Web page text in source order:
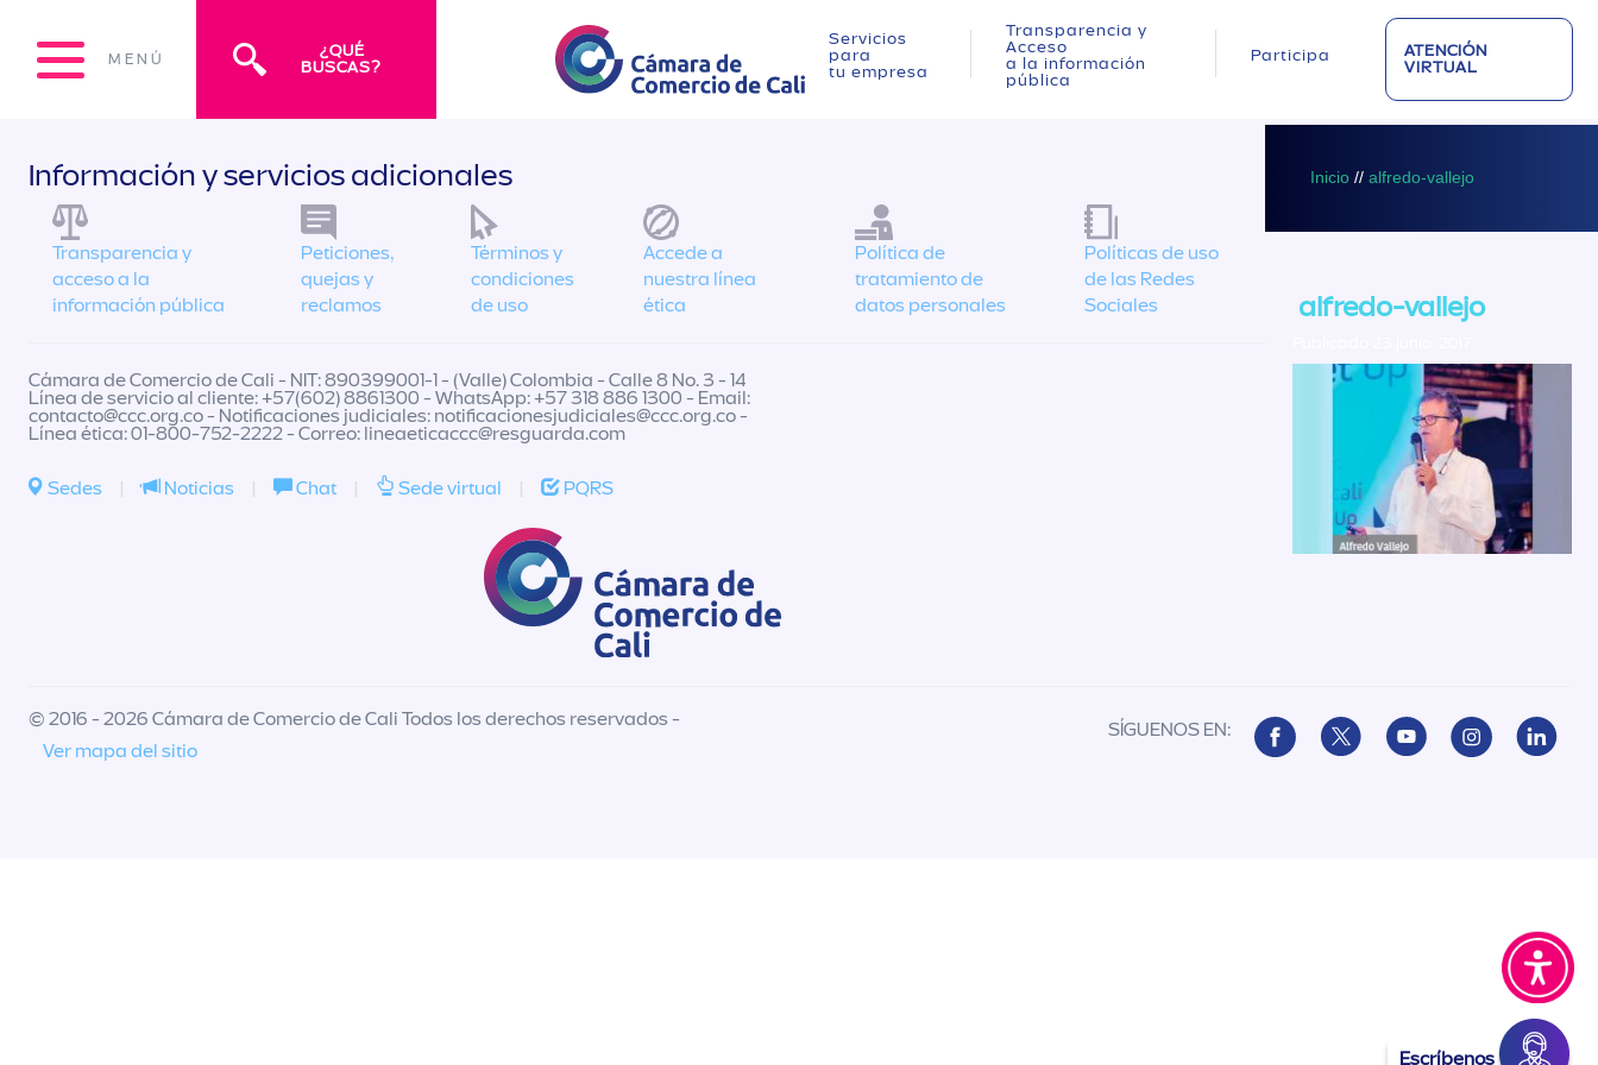
MENÚ
¿QUÉ
BUSCAS?
Servicios
para
tu empresa
Transparencia y
Acceso
a la información
pública
Participa
ATENCIÓN
VIRTUAL
Inicio // alfredo-vallejo
alfredo-vallejo
Escríbenos
Información y servicios adicionales
Transparencia y
acceso a la
información pública
Peticiones,
quejas y
reclamos
Términos y
condiciones
de uso
Accede a
nuestra línea
ética
Política de
tratamiento de
datos personales
Políticas de uso
de las Redes
Sociales
Cámara de Comercio de Cali - NIT: 890399001-1 - (Valle) Colombia - Calle 8 No. 3 - 14
Línea de servicio al cliente: +57(602) 8861300 - WhatsApp: +57 318 886 1300 - Email:
contacto@ccc.org.co- Notificaciones judiciales: notificacionesjudiciales@ccc.org.co-
Línea ética: 01-800-752-2222 - Correo: lineaeticaccc@resguarda.com
Sedes | Noticias | Chat | Sede virtual | PQRS
© 2016 - 2026 Cámara de Comercio de Cali Todos los derechos reservados -
Ver mapa del sitio
SÍGUENOS EN: